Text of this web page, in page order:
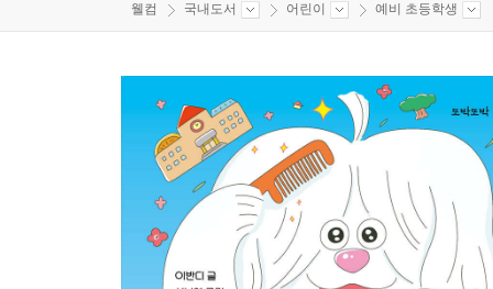
웰컴 국내도서 어린이 예비 초등학생